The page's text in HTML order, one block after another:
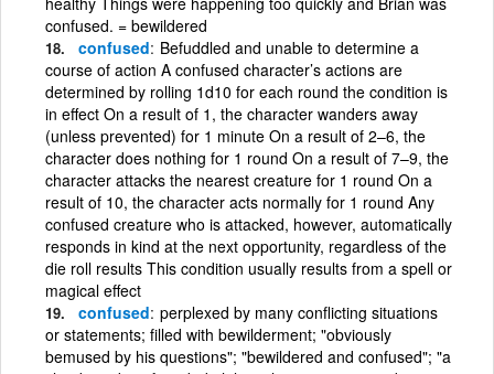
confused. = bewildered
confused Befuddled and unable to determine a
course of action A confused character’s actions are
determined by rolling 1d10 for each round the condition is
in effect On a result of 1, the character wanders away
(unless prevented) for 1 minute On a result of 2–6, the
character does nothing for 1 round On a result of 7–9, the
character attacks the nearest creature for 1 round On a
result of 10, the character acts normally for 1 round Any
confused creature who is attacked, however, automatically
responds in kind at the next opportunity, regardless of the
die roll results This condition usually results from a spell or
magical effect
confused perplexed by many conflicting situations
or statements; filled with bewilderment; "obviously
bemused by his questions"; "bewildered and confused"; "a